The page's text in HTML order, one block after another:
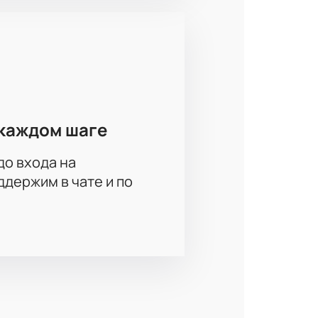
узнать время начала матча,
Приобретайте билеты на
шаге
входа на
в чате и по